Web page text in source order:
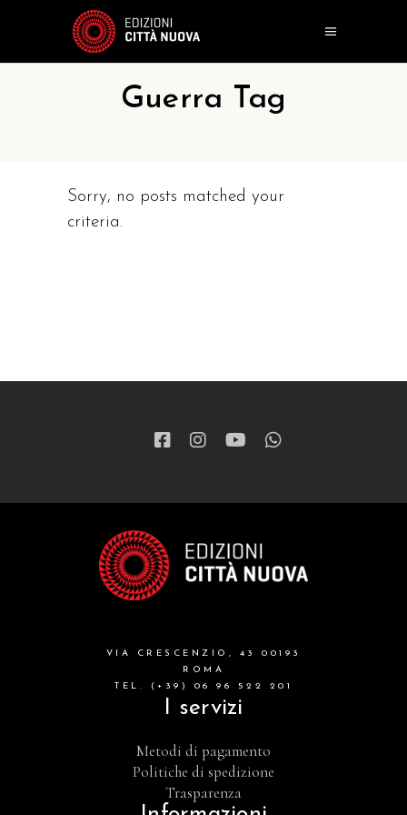
Guerra Tag
Sorry, no posts matched your
criteria.
VIA CRESCENZIO, 43 00193
ROMA
TEL. (+39) 06 96 522 201
I servizi
Metodi di pagamento
Politiche di spedizione
Trasparenza